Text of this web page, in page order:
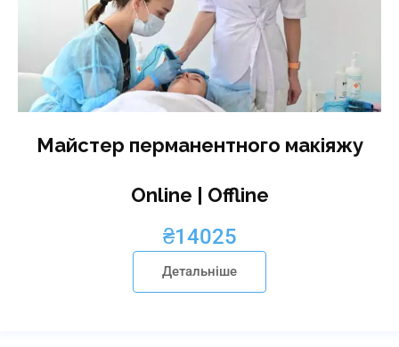
Майстер перманентного макіяжу
Online | Offline
₴14025
Детальніше